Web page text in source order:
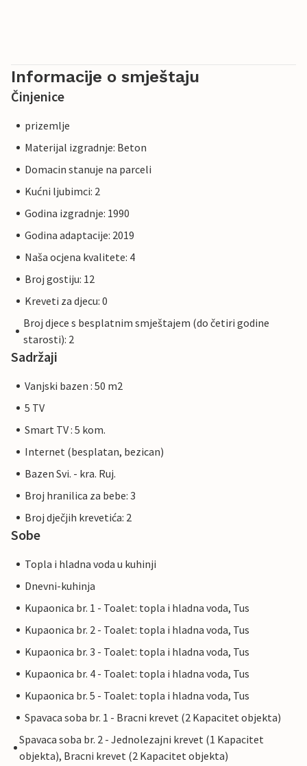
Informacije o smještaju
Činjenice
prizemlje
Materijal izgradnje: Beton
Domacin stanuje na parceli
Kućni ljubimci: 2
Godina izgradnje: 1990
Godina adaptacije: 2019
Naša ocjena kvalitete: 4
Broj gostiju: 12
Kreveti za djecu: 0
Broj djece s besplatnim smještajem (do četiri godine
starosti): 2
Sadržaji
Vanjski bazen : 50 m2
5 TV
Smart TV : 5 kom.
Internet (besplatan, bezican)
Bazen Svi. - kra. Ruj.
Broj hranilica za bebe: 3
Broj dječjih krevetića: 2
Sobe
Topla i hladna voda u kuhinji
Dnevni-kuhinja
Kupaonica br. 1 - Toalet: topla i hladna voda, Tus
Kupaonica br. 2 - Toalet: topla i hladna voda, Tus
Kupaonica br. 3 - Toalet: topla i hladna voda, Tus
Kupaonica br. 4 - Toalet: topla i hladna voda, Tus
Kupaonica br. 5 - Toalet: topla i hladna voda, Tus
Spavaca soba br. 1 - Bracni krevet (2 Kapacitet objekta)
Spavaca soba br. 2 - Jednolezajni krevet (1 Kapacitet
objekta), Bracni krevet (2 Kapacitet objekta)